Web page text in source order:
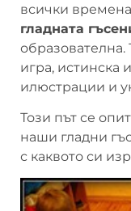
всички
гладната
образователна.
игра, истинска
илюстрации и
Този път се
наши гладни
с каквото си